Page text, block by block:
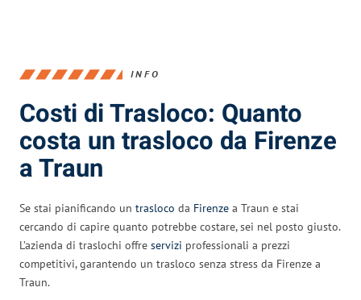
INFO
Costi di Trasloco: Quanto
costa un trasloco da Firenze
a Traun
Se stai pianificando un trasloco da Firenze a Traun e stai
cercando di capire quanto potrebbe costare, sei nel posto giusto.
L’azienda di traslochi offre servizi professionali a prezzi
competitivi, garantendo un trasloco senza stress da Firenze a
Traun.